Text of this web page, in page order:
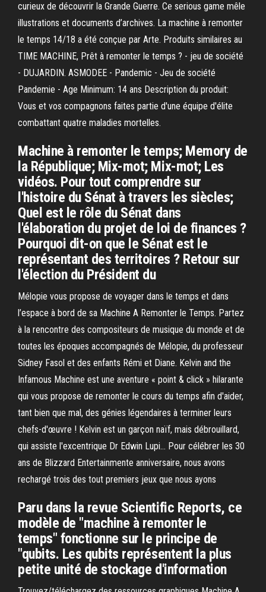
curieux de découvrir la Grande Guerre. Ce serious game mêle
illustrations et documents d’archives. La machine à remonter
le temps 14/18 a été conçue par Arte. Produits similaires au
TIME MACHINE, Prêt à remonter le temps ? - jeu de société
- DUJARDIN. ASMODEE - Pandemic - Jeu de société
Pandemie - Age Minimum: 14 ans Description du produit:
Vous et vos compagnons faites partie d'une équipe d'élite
combattant quatre maladies mortelles.
Machine à remonter le temps; Memory de
la République; Mix-mot; Mix-mot; Les
vidéos. Pour tout comprendre sur
l'histoire du Sénat à travers les siècles;
Quel est le rôle du Sénat dans
l'élaboration du projet de loi de finances ?
Pourquoi dit-on que le Sénat est le
représentant des territoires ? Retour sur
l'élection du Président du
Mélopie vous propose de voyager dans le temps et dans
l’espace à bord de sa Machine A Remonter le Temps. Partez
à la rencontre des compositeurs de musique du monde et de
toutes les époques accompagnés de Mélopie, du professeur
Sidney Fasol et des enfants Rémi et Diane. ‎Kelvin and the
Infamous Machine est une aventure « point & click » hilarante
qui vous propose de remonter le cours du temps afin d'aider,
tant bien que mal, des génies légendaires à terminer leurs
chefs-d'œuvre ! Kelvin est un garçon naïf, mais débrouillard,
qui assiste l'excentrique Dr Edwin Lupi… Pour célébrer les 30
ans de Blizzard Entertainmente anniversaire, nous avons
rechargé trois des tout premiers jeux que nous ayons
Paru dans la revue Scientific Reports, ce
modèle de "machine à remonter le
temps" fonctionne sur le principe de
"qubits. Les qubits représentent la plus
petite unité de stockage d'information